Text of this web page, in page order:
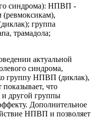
синдрома): НПВП -
(ревмоксикам),
группа
трамадола;
актуальной
синдрома,
группу НПВП (диклак),
что
и другой группы
Дополнительное
НПВП и позволяет